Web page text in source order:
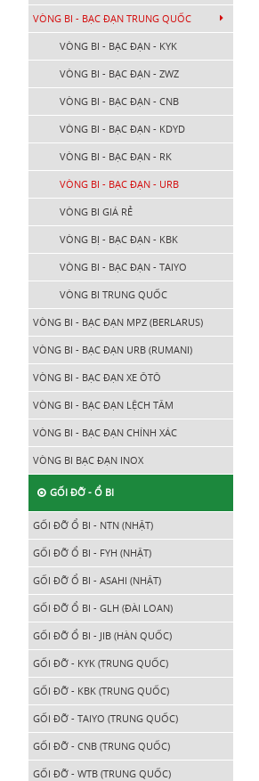
VÒNG BI - BẠC ĐẠN TRUNG QUỐC
VÒNG BI - BẠC ĐẠN - KYK
VÒNG BI - BẠC ĐẠN - ZWZ
VÒNG BI - BẠC ĐẠN - CNB
VÒNG BI - BẠC ĐẠN - KDYD
VÒNG BI - BẠC ĐẠN - RK
VÒNG BI - BẠC ĐẠN - URB
VÒNG BI GIÁ RẺ
VÒNG BỊ - BẠC ĐẠN - KBK
VÒNG BI - BẠC ĐẠN - TAIYO
VÒNG BI TRUNG QUỐC
VÒNG BI - BẠC ĐẠN MPZ (BERLARUS)
VÒNG BI - BẠC ĐẠN URB (RUMANI)
VÒNG BI - BẠC ĐẠN XE ÔTÔ
VÒNG BI - BẠC ĐẠN LỆCH TÂM
VÒNG BI - BẠC ĐẠN CHÍNH XÁC
VÒNG BI BẠC ĐẠN INOX
GỐI ĐỠ - Ổ BI
GỐI ĐỠ Ổ BI - NTN (NHẬT)
GỐI ĐỠ Ổ BI - FYH (NHẬT)
GỐI ĐỠ Ổ BI - ASAHI (NHẬT)
GỐI ĐỠ Ổ BI - GLH (ĐÀI LOAN)
GỐI ĐỠ Ổ BI - JIB (HÀN QUỐC)
GỐI ĐỠ - KYK (TRUNG QUỐC)
GỐI ĐỠ - KBK (TRUNG QUỐC)
GỐI ĐỠ - TAIYO (TRUNG QUỐC)
GỐI ĐỠ - CNB (TRUNG QUỐC)
GỐI ĐỠ - WTB (TRUNG QUỐC)